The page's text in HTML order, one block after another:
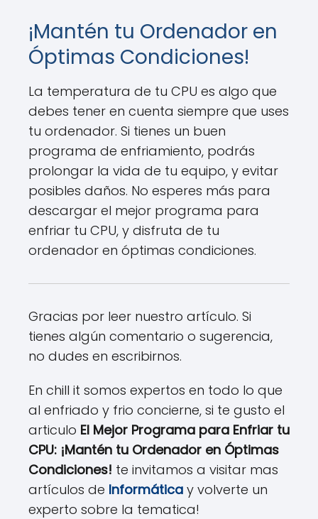
¡Mantén tu Ordenador en
Óptimas Condiciones!
La temperatura de tu CPU es algo que
debes tener en cuenta siempre que uses
tu ordenador. Si tienes un buen
programa de enfriamiento, podrás
prolongar la vida de tu equipo, y evitar
posibles daños. No esperes más para
descargar el mejor programa para
enfriar tu CPU, y disfruta de tu
ordenador en óptimas condiciones.
Gracias por leer nuestro artículo. Si
tienes algún comentario o sugerencia,
no dudes en escribirnos.
En chill it somos expertos en todo lo que
al enfriado y frio concierne, si te gusto el
articulo El Mejor Programa para Enfriar tu
CPU: ¡Mantén tu Ordenador en Óptimas
Condiciones! te invitamos a visitar mas
artículos de Informática y volverte un
experto sobre la tematica!